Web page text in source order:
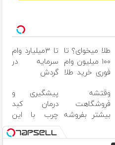
طلا میخوای؟ تا
۱۰۰ میلیون وام
فوری خرید طلا
تا ۳میلیارد وام
سرمایه در
گردش
فروشگاهت رو
ثبت کن
وقتشه
فروشگاهت
بیشتر بفروشه
ثبت نام کن )
پیشگیری و
درمان کبد
چرب با این
نوشیدنی
گیاهی